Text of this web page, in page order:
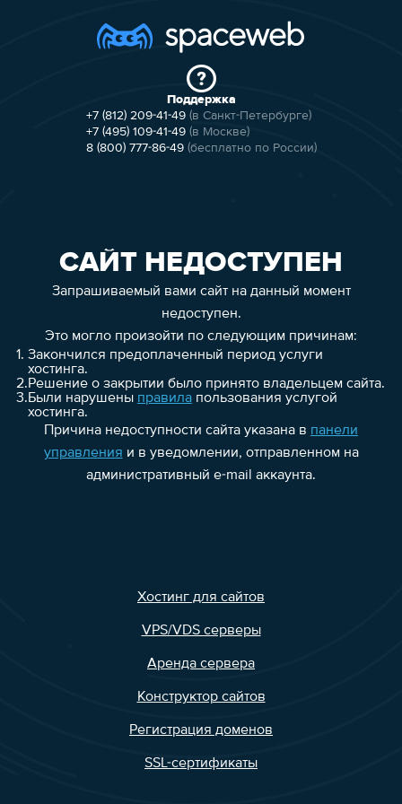
Поддержка
+7 (812) 209-41-49 (в Санкт-Петербурге)
+7 (495) 109-41-49 (в Москве)
8 (800) 777-86-49 (бесплатно по России)
САЙТ НЕДОСТУПЕН
Запрашиваемый вами сайт на данный момент
недоступен.
Это могло произойти по следующим причинам:
1. Закончился предоплаченный период услуги
хостинга.
2.Решение о закрытии было принято владельцем сайта.
3.Были нарушены правилапользования услугой
хостинга.
Причина недоступности сайта указана в панели
управления и в уведомлении, отправленном на
административный e-mail аккаунта.
Хостинг для сайтов
VPS/VDS серверы
Аренда сервера
Конструктор сайтов
Регистрация доменов
SSL-сертификаты